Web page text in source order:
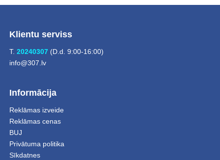
Klientu serviss
T. 20240307(D.d. 9:00-16:00)
info@307.lv
Informācija
Reklāmas izveide
Reklāmas cenas
BUJ
Privātuma politika
Sīkdatnes